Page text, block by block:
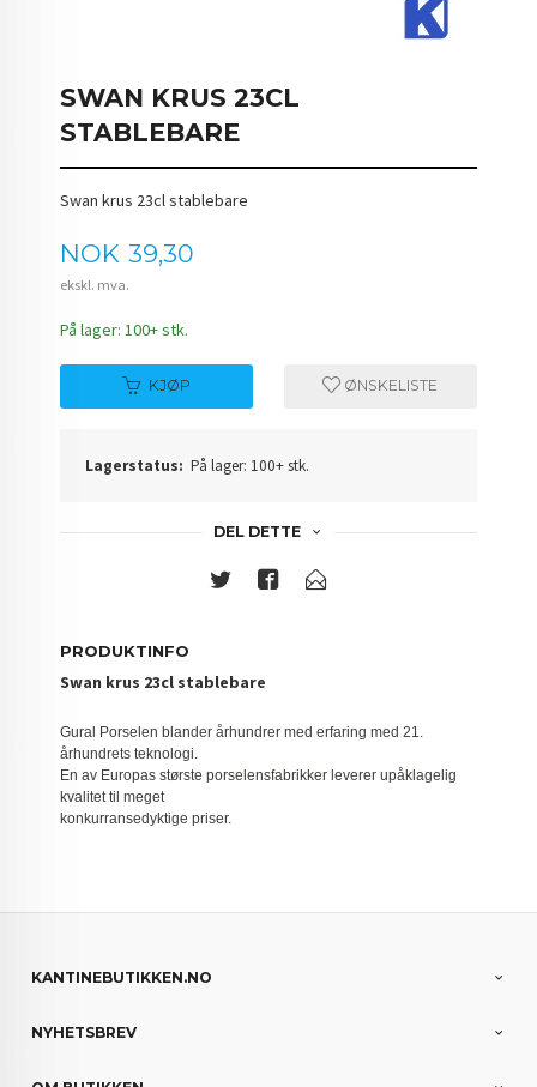
SWAN KRUS 23CL
STABLEBARE
Swan krus 23cl stablebare
Pris
NOK 39,30
ekskl. mva.
På lager: 100+ stk.
KJØP ØNSKELISTE
Lagerstatus: På lager: 100+ stk.
DEL DETTE
PRODUKTINFO
Swan krus 23cl stablebare
Gural Porselen blander århundrer med erfaring med 21.
århundrets teknologi.
En av Europas største porselensfabrikker leverer upåklagelig
kvalitet til meget
konkurransedyktige priser.
KANTINEBUTIKKEN.NO
NYHETSBREV